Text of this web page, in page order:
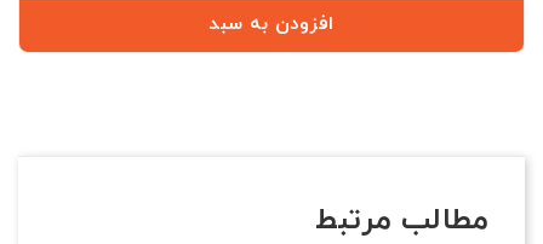
افزودن به سبد
مطالب مرتبط